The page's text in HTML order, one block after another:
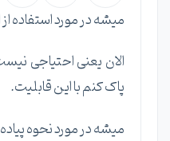
میشه در مورد استفاده از
الان یعنی احتیاجی نیست
پاک کنم با این قابلیت.
میشه در مورد نحوه پیاده